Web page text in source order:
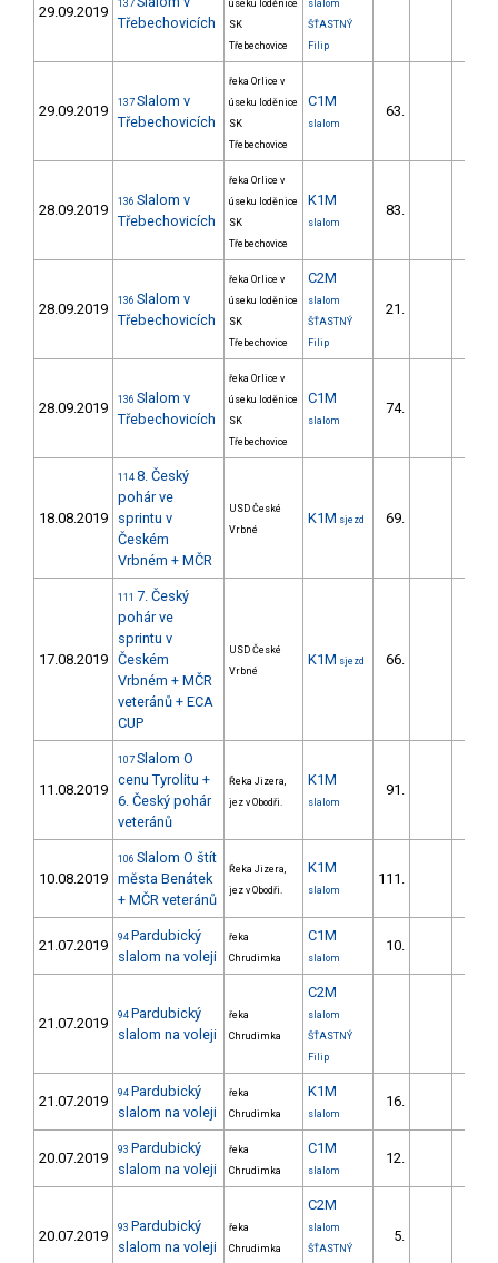
29.09.2019 137
Třebechovicích
úseku loděnice
SK
Třebechovice
slalom
ŠŤASTNÝ
Filip
29.09.2019 137 Slalom v
Třebechovicích
řeka Orlice v
úseku loděnice
SK
Třebechovice
C1M
slalom
63.
28.09.2019 136 Slalom v
Třebechovicích
řeka Orlice v
úseku loděnice
SK
Třebechovice
K1M
slalom
83.
28.09.2019 136 Slalom v
Třebechovicích
řeka Orlice v
úseku loděnice
SK
Třebechovice
C2M
slalom
ŠŤASTNÝ
Filip
21.
28.09.2019 136 Slalom v
Třebechovicích
řeka Orlice v
úseku loděnice
SK
Třebechovice
C1M
slalom
74.
18.08.2019
114 8. Český
pohár ve
sprintu v
Českém
Vrbném + MČR
USD České
Vrbné
K1M sjezd 69.
17.08.2019
111 7. Český
pohár ve
sprintu v
Českém
Vrbném + MČR
veteránů + ECA
CUP
USD České
Vrbné
K1M sjezd 66.
11.08.2019
107 Slalom O
cenu Tyrolitu +
6. Český pohár
veteránů
Řeka Jizera,
jez v Obodři.
K1M
slalom
91.
10.08.2019
106 Slalom O štít
města Benátek
+ MČR veteránů
Řeka Jizera,
jez v Obodři.
K1M
slalom
111.
21.07.2019 94 Pardubický
slalom na voleji
řeka
Chrudimka
C1M
slalom
10.
21.07.2019 94 Pardubický
slalom na voleji
řeka
Chrudimka
C2M
slalom
ŠŤASTNÝ
Filip
21.07.2019 94 Pardubický
slalom na voleji
řeka
Chrudimka
K1M
slalom
16.
20.07.2019 93 Pardubický
slalom na voleji
řeka
Chrudimka
C1M
slalom
12.
20.07.2019 93 Pardubický
slalom na voleji
řeka
Chrudimka
C2M
slalom
ŠŤASTNÝ
5.